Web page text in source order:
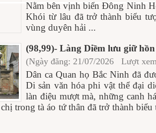
Nằm bên vịnh biển Đông Ninh
Khói từ lâu đã trở thành biểu
vùng duyên hải ...
(98,99)- Làng Diềm lưu giữ
(Ngày đăng: 21/07/2026 Lượt
Dân ca Quan họ Bắc Ninh đã
Di sản văn hóa phi vật thể đại
làn điệu mượt mà, những canh
trong tà áo tứ thân đã trở thành